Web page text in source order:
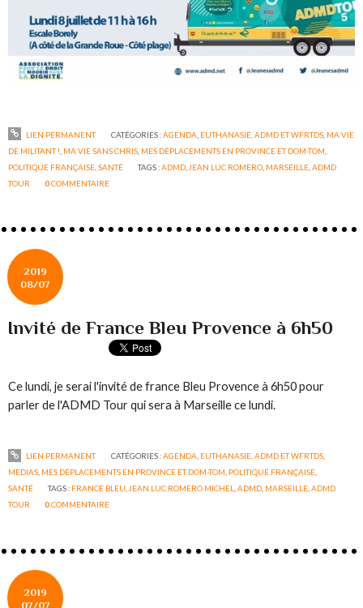
LIEN PERMANENT CATÉGORIES :AGENDA EUTHANASIE, ADMD ET WFRTDS, MA VIE
DE MILITANT ! MA VIE SANS CHRIS MES DÉPLACEMENTS EN PROVINCE ET DOM-TOM
POLITIQUE FRANÇAISE ,SANTÉ TAGS :ADMD JEAN LUC ROMERO MARSEILLE ,ADMD
TOUR
0COMMENTAIRE
2019
08/07
Invité de France Bleu Provence à 6h50
Ce lundi, je serai l'invité de france Bleu Provence à 6h50 pour
parler de l'ADMD Tour qui sera à Marseille ce lundi.
LIEN PERMANENT CATÉGORIES :AGENDA EUTHANASIE, ADMD ET WFRTDS,
MEDIAS MES DÉPLACEMENTS EN PROVINCE ET DOM-TOM POLITIQUE FRANÇAISE
SANTÉ
TAGS : FRANCE BLEU JEAN LUC ROMERO MICHEL ,ADMD MARSEILLE ,ADMD
TOUR
0COMMENTAIRE
2019
07/07